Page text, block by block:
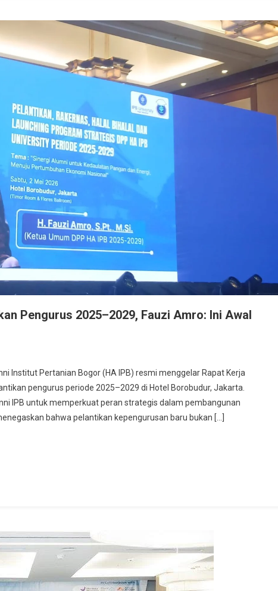
Pengurus 2025–2029, Fauzi Amro: Ini Awal
Institut Pertanian Bogor (HA IPB) resmi menggelar Rapat Kerja
pengurus periode 2025–2029 di Hotel Borobudur, Jakarta.
IPB untuk memperkuat peran strategis dalam pembangunan
bahwa pelantikan kepengurusan baru bukan […]